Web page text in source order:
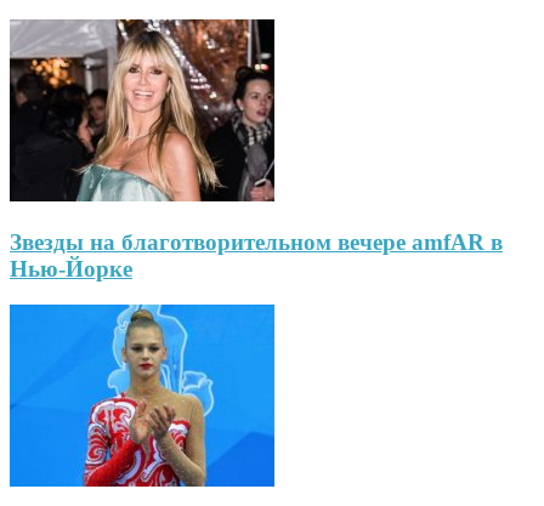
Звезды на благотворительном вечере amfAR в
Нью-Йорке